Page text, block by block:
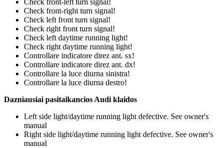
Check front-right turn signal!
Check left front turn signal!
Check right front turn signal!
Check left daytime running light!
Check right daytime running light!
Controllare indicatore direz ant. sx!
Controllare indicatore direz ant. dx!
Controllare la luce diurna sinistra!
Controllare la luce diurna destro!
Dazniausiai pasitaikancios Audi klaidos
Left side light/daytime running light defective. See owner's
manual
Right side light/daytime running light defective. See owner's
manual